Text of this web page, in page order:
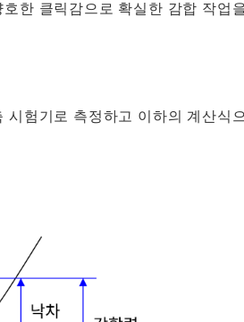
한 클릭감으로 확실한 감합 작업
험기로 측정하고 이하의 계산식